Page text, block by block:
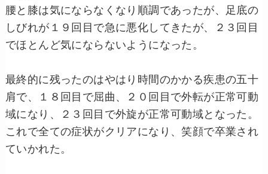
腰と膝は気にならなくなり順調であったが、足底の
しびれが１９回目で急に悪化してきたが、２３回目
でほとんど気にならないようになった。
最終的に残ったのはやはり時間のかかる疾患の五十
肩で、１８回目で屈曲、２０回目で外転が正常可動
域になり、２３回目で外旋が正常可動域となった。
これで全ての症状がクリアになり、笑顔で卒業され
ていかれた。